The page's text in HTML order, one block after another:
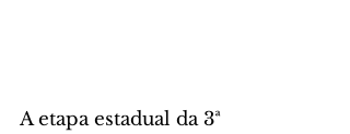
A etapa estadual da 3ª